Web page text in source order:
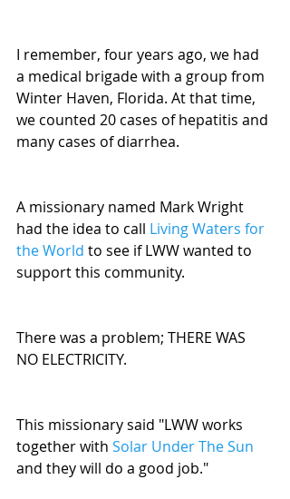
I remember, four years ago, we had
a medical brigade with a group from
Winter Haven, Florida. At that time,
we counted 20 cases of hepatitis and
many cases of diarrhea.
A missionary named Mark Wright
had the idea to call Living Waters for
the World to see if LWW wanted to
support this community.
There was a problem; THERE WAS
NO ELECTRICITY.
This missionary said "LWW works
together with Solar Under The Sun
and they will do a good job."